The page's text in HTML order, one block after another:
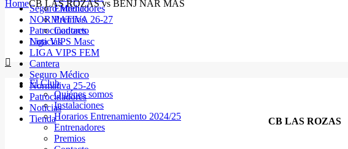
Seguro Médico
NORMATIVA 26-27
Patrocinadores
Noticias
El Club
Quiénes somos
Instalaciones
Horarios Entrenamiento 2024/25
Entrenadores
Premios
Entrenadores
Premios
Contacto
Liga VIPS Masc
LIGA VIPS FEM
Cantera
Seguro Médico
Normativa 25-26
Patrocinadores
Noticias
Tienda
HomeCB LAS ROZAS vs BENJ NAR MAS
CB LAS ROZAS